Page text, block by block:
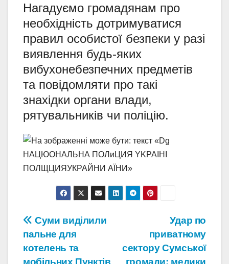
Нагадуємо громадянам про
необхідність дотримуватися
правил особистої безпеки у разі
виявлення будь-яких
вибухонебезпечних предметів
та повідомляти про такі
знахідки органи влади,
рятувальників чи поліцію.
Навігація
записів
Удар по
приватному
сектору Сумської
громади: медики
Суми виділили
пальне для
котелень та
мобільних Пунктів